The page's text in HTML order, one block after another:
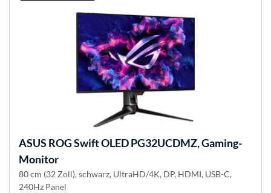
ASUS ROG Swift OLED PG32UCDMZ, Gaming-
Monitor
80 cm (32 Zoll), schwarz, UltraHD/4K, DP, HDMI, USB-C,
240Hz Panel